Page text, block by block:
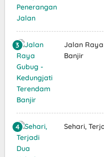
Jalan
Banjir
Sehari,